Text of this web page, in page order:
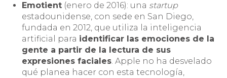
Emotient (enero de 2016): una startup
estadounidense, con sede en San Diego,
fundada en 2012, que utiliza la inteligencia
artificial para identificar las emociones de la
gente a partir de la lectura de sus
expresiones faciales. Apple no ha desvelado
qué planea hacer con esta tecnología,